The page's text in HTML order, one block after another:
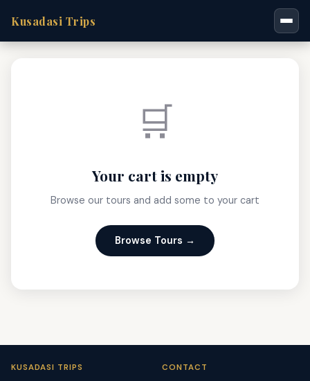
Kusadasi Trips
🛒
Your cart is empty
Browse our tours and add some to your cart
Browse Tours →
KUSADASI TRIPS CONTACT